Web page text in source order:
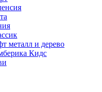
металл и дерево
Кидс